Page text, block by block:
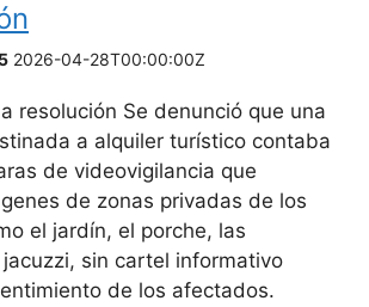
2026-04-28T00:00:00Z
resolución Se denunció que una
a alquiler turístico contaba
de videovigilancia que
de zonas privadas de los
el jardín, el porche, las
sin cartel informativo
de los afectados.